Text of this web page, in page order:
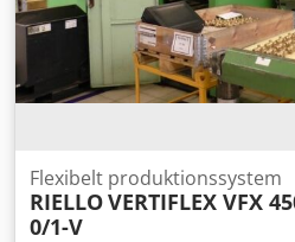
Flexibelt produktionssystem
RIELLOVERTIFLEX VFX
0/1-V